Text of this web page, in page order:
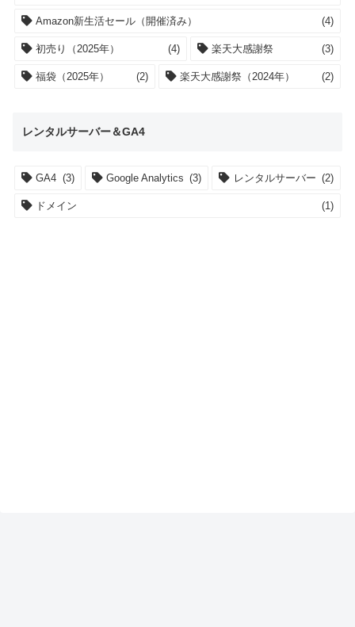
Amazon新生活セール（開催済み） (4)
初売り（2025年） (4) 楽天大感謝祭 (3)
福袋（2025年） (2) 楽天大感謝祭（2024年） (2)
レンタルサーバー＆GA4
GA4 (3) Google Analytics (3) レンタルサーバー (2)
ドメイン (1)